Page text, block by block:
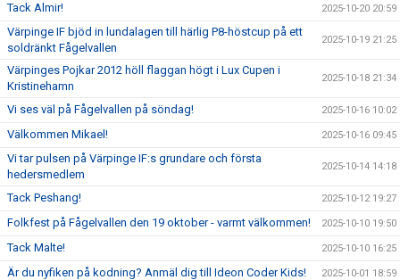
Tack Almir! 2025-10-20 20:59
Värpinge IF bjöd in lundalagen till härlig P8-höstcup på ett
soldränkt Fågelvallen
2025-10-19 21:25
Värpinges Pojkar 2012 höll flaggan högt i Lux Cupen i
Kristinehamn
2025-10-18 21:34
Vi ses väl på Fågelvallen på söndag! 2025-10-16 10:02
Välkommen Mikael! 2025-10-16 09:45
Vi tar pulsen på Värpinge IF:s grundare och första
hedersmedlem
2025-10-14 14:18
Tack Peshang! 2025-10-12 19:27
Folkfest på Fågelvallen den 19 oktober - varmt välkommen! 2025-10-10 19:50
Tack Malte! 2025-10-10 16:25
Är du nyfiken på kodning? Anmäl dig till Ideon Coder Kids! 2025-10-01 18:59